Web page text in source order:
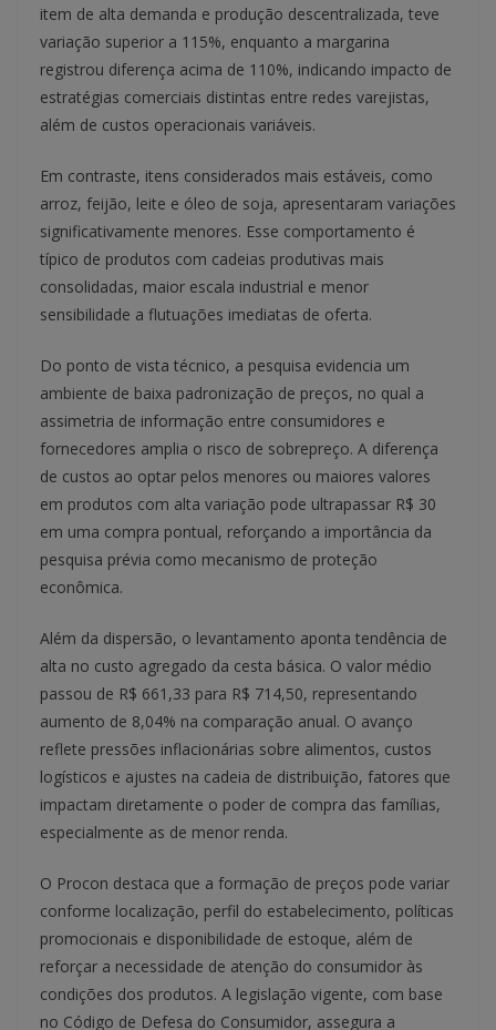
item de alta demanda e produção descentralizada, teve
variação superior a 115%, enquanto a margarina
registrou diferença acima de 110%, indicando impacto de
estratégias comerciais distintas entre redes varejistas,
além de custos operacionais variáveis.
Em contraste, itens considerados mais estáveis, como
arroz, feijão, leite e óleo de soja, apresentaram variações
significativamente menores. Esse comportamento é
típico de produtos com cadeias produtivas mais
consolidadas, maior escala industrial e menor
sensibilidade a flutuações imediatas de oferta.
Do ponto de vista técnico, a pesquisa evidencia um
ambiente de baixa padronização de preços, no qual a
assimetria de informação entre consumidores e
fornecedores amplia o risco de sobrepreço. A diferença
de custos ao optar pelos menores ou maiores valores
em produtos com alta variação pode ultrapassar R$ 30
em uma compra pontual, reforçando a importância da
pesquisa prévia como mecanismo de proteção
econômica.
Além da dispersão, o levantamento aponta tendência de
alta no custo agregado da cesta básica. O valor médio
passou de R$ 661,33 para R$ 714,50, representando
aumento de 8,04% na comparação anual. O avanço
reflete pressões inflacionárias sobre alimentos, custos
logísticos e ajustes na cadeia de distribuição, fatores que
impactam diretamente o poder de compra das famílias,
especialmente as de menor renda.
O Procon destaca que a formação de preços pode variar
conforme localização, perfil do estabelecimento, políticas
promocionais e disponibilidade de estoque, além de
reforçar a necessidade de atenção do consumidor às
condições dos produtos. A legislação vigente, com base
no Código de Defesa do Consumidor, assegura a